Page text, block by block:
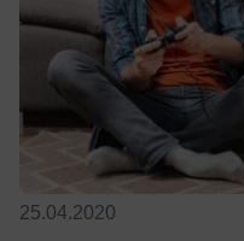
25.04.2020